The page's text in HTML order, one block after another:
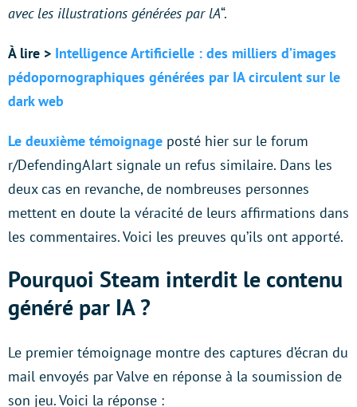
avec les illustrations générées par lA“.
À lire > Intelligence Artificielle : des milliers d’images
pédopornographiques générées par IA circulent sur le
dark web
Le deuxième témoignage posté hier sur le forum
r/DefendingAIart signale un refus similaire. Dans les
deux cas en revanche, de nombreuses personnes
mettent en doute la véracité de leurs affirmations dans
les commentaires. Voici les preuves qu’ils ont apporté.
Pourquoi Steam interdit le contenu
généré par IA ?
Le premier témoignage montre des captures d’écran du
mail envoyés par Valve en réponse à la soumission de
son jeu. Voici la réponse :